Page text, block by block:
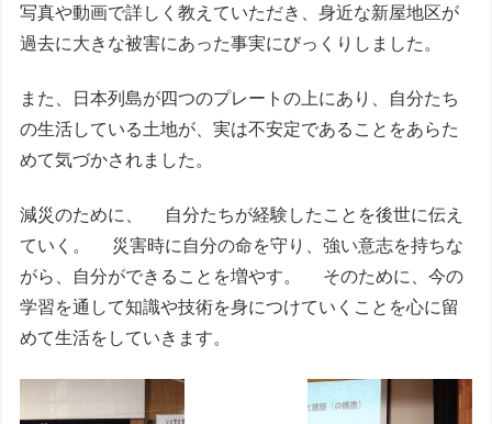
写真や動画で詳しく教えていただき、身近な新屋地区が
過去に大きな被害にあった事実にびっくりしました。
また、日本列島が四つのプレートの上にあり、自分たち
の生活している土地が、実は不安定であることをあらた
めて気づかされました。
減災のために、 自分たちが経験したことを後世に伝え
ていく。 災害時に自分の命を守り、強い意志を持ちな
がら、自分ができることを増やす。 そのために、今の
学習を通して知識や技術を身につけていくことを心に留
めて生活をしていきます。